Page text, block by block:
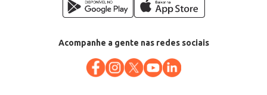
Acompanhe a gente nas redes sociais